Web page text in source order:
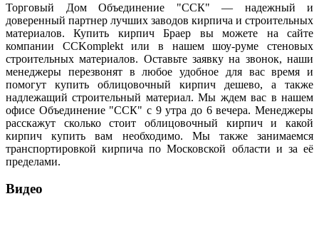
Торговый Дом Объединение "ССК" — надежный и
доверенный партнер лучших заводов кирпича и строительных
материалов. Купить кирпич Браер вы можете на сайте
компании CCKomplekt или в нашем шоу-руме стеновых
строительных материалов. Оставьте заявку на звонок, наши
менеджеры перезвонят в любое удобное для вас время и
помогут купить облицовочный кирпич дешево, а также
надлежащий строительный материал. Мы ждем вас в нашем
офисе Объединение "ССК" с 9 утра до 6 вечера. Менеджеры
расскажут сколько стоит облицовочный кирпич и какой
кирпич купить вам необходимо. Мы также занимаемся
транспортировкой кирпича по Московской области и за её
пределами.
Видео